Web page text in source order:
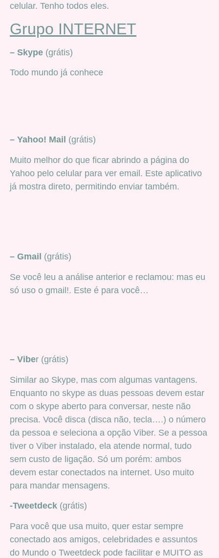
celular. Tenho todos eles.
Grupo INTERNET
– Skype (grátis)
Todo mundo já conhece
– Yahoo! Mail (grátis)
Muito melhor do que ficar abrindo a página do
Yahoo pelo celular para ver email. Este aplicativo
já mostra direto, permitindo enviar também.
– Gmail (grátis)
Se você leu a análise anterior e reclamou: mas eu
só uso o gmail!. Este é para você…
– Viber (grátis)
Similar ao Skype, mas com algumas vantagens.
Enquanto no skype as duas pessoas devem estar
com o skype aberto para conversar, neste não
precisa. Você disca (disca não, tecla….) o número
da pessoa e seleciona a opção Viber. Se a pessoa
tiver o Viber instalado, ela atende normal, tudo
sem custo de ligação. Só um porém: ambos
devem estar conectados na internet. Uso muito
para mandar mensagens.
-Tweetdeck (grátis)
Para você que usa muito, quer estar sempre
conectado aos amigos, celebridades e assuntos
do Mundo o Tweetdeck pode facilitar e MUITO as